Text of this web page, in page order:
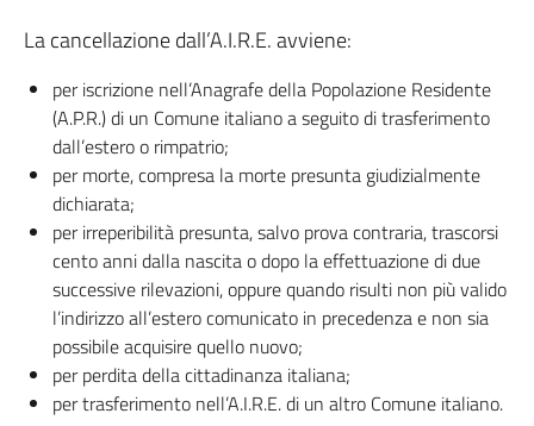
La cancellazione dall’A.I.R.E. avviene:
per iscrizione nell’Anagrafe della Popolazione Residente
(A.P.R.) di un Comune italiano a seguito di trasferimento
dall’estero o rimpatrio;
per morte, compresa la morte presunta giudizialmente
dichiarata;
per irreperibilità presunta, salvo prova contraria, trascorsi
cento anni dalla nascita o dopo la effettuazione di due
successive rilevazioni, oppure quando risulti non più valido
l’indirizzo all’estero comunicato in precedenza e non sia
possibile acquisire quello nuovo;
per perdita della cittadinanza italiana;
per trasferimento nell’A.I.R.E. di un altro Comune italiano.